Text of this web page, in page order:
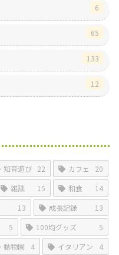
6
65
133
12
知育遊び 22 カフェ
20
雑談 15 和食
14
13 成長記録
13
5 100均グッズ
5
動物園 4 イタリアン
4